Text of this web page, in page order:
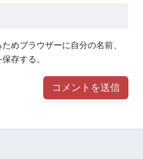
めブラウザーに自分の名前、
存する。